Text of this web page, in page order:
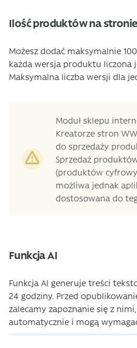
Ilość produktów na stronie
Możesz dodać maksymalnie
każda wersja produktu liczona
Maksymalna liczba wersji dla
Moduł sklepu
Kreatorze stron
do sprzedaży
Sprzedaż
(produktów
możliwa jednak
dostosowana do
Funkcja AI
Funkcja AI generuje treści
24 godziny. Przed
zalecamy zapoznanie się z
automatycznie i mogą